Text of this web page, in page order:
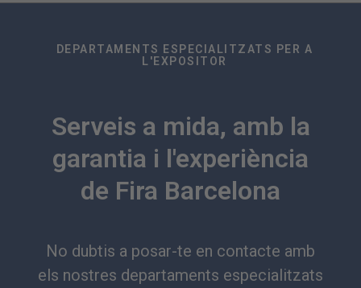
DEPARTAMENTS ESPECIALITZATS PER A
L'EXPOSITOR
Serveis a mida, amb la
garantia i l'experiència
de Fira Barcelona
No dubtis a posar-te en contacte amb
els nostres departaments especialitzats